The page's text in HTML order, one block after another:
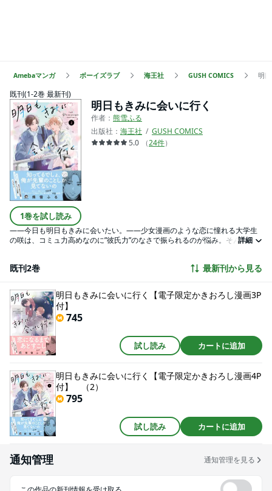
Amebaマンガ ボーイズラブ 海王社 GUSH COMICS 明
既刊(1-2巻 最新刊)
1巻を試し読み
明日もきみに会いに行く
作者： 熊雪ふる
出版社： 海王社
GUSH COMICS
5.0
（24件）
――今日も明日もきみに会いたい。――少女漫画のような恋に憧れる大学生
の咲は、コミュ力高めなのに”彼氏力”のなさで振られるのが悩み。そんな咲に
ようになる。無自覚にキュンとさせる言動を連発する三澄に、咲はときめき
てしまうようになり…!?★雑誌掲載時のカラーを完全収録!!★★電子のみで楽
しめるスペシャル修正仕様★★※本書は、デジタル配信用として再編集・改
訂したものです。 内容に大きな違いはございませんので、すでに同タイト
ルをご購入済みのお客様は、重複購入にご注意ください。
詳細
既刊2巻 最新刊から見る
明日もきみに会いに行く【電子限定かきおろし漫画3P
付】
745
試し読み カートに追加
明日もきみに会いに行く【電子限定かきおろし漫画4P
付】 （2）
795
試し読み カートに追加
通知管理 通知管理を見る